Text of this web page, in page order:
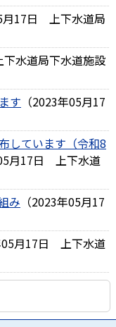
17日
上下水道局
下水道局下水道施設
す （2023年05月17
しています（令和8
月17日
上下水道
み （2023年05月17
月17日
上下水道